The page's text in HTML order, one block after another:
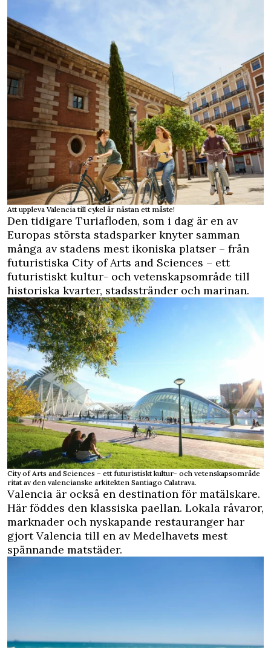
Att uppleva Valencia till cykel är nästan ett måste!
Den tidigare Turiafloden, som i dag är en av
Europas största stadsparker knyter samman
många av stadens mest ikoniska platser – från
futuristiska City of Arts and Sciences – ett
futuristiskt kultur- och vetenskapsområde till
historiska kvarter, stadsstränder och marinan.
City of Arts and Sciences – ett futuristiskt kultur- och vetenskapsområde
ritat av den valencianske arkitekten Santiago Calatrava.
Valencia är också en destination för matälskare.
Här föddes den klassiska paellan. Lokala råvaror,
marknader och nyskapande restauranger har
gjort Valencia till en av Medelhavets mest
spännande matstäder.